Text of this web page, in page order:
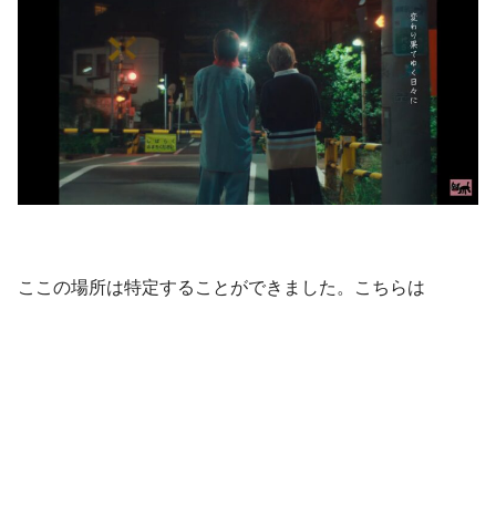
ここの場所は特定することができました。こちらは